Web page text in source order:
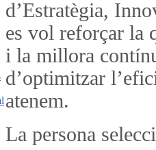
d’Estratègia,
es vol reforçar la
i la millora
d’optimitzar
atenem.
La persona